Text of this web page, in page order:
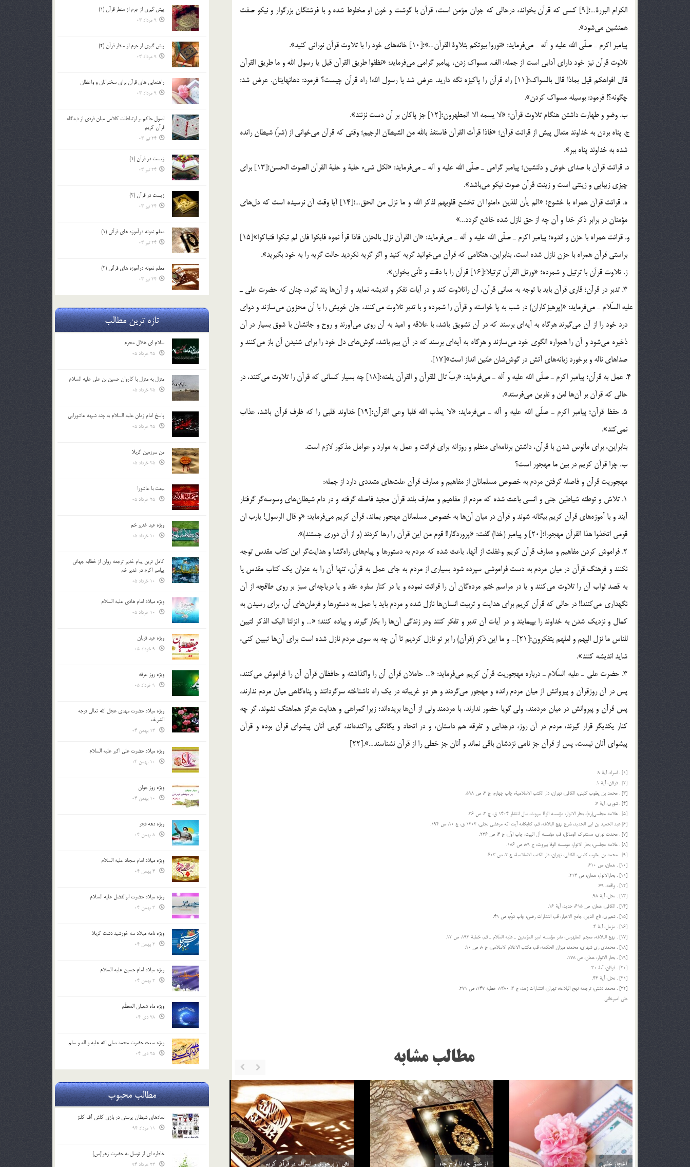
الكرام البررة…؛[9] كسي كه قرآن بخواند، درحالي كه جوان مؤمن است، قرآن با گوشت و خون او مخلوط شده و با فرشتگان بزرگوار و نيكو صفت
همنشين مي‎شود».
پيامبر اكرم ـ صلّي الله عليه و آله ـ مي‎فرمايد: «نوروا بيوتكم بتلاوة القرآن…»؛[10] خانه‎هاي خود را با تلاوت قرآن نوراني كنيد».
تلاوت قرآن نيز خود داراي آدابي است از جمله: الف. مسواك زدن، پيامبر گرامي مي‎فرمايد: «نظفوا طريق القرآن قيل يا رسول الله و ما طريق القرآن
قال افواهكم قيل بماذا قال بالسواك؛[11] راه قرآن را پاكيزه نگه داريد. عرض شد يا رسول الله! راه قرآن چيست؟ فرمود: دهانهايتان. عرض شد:
چگونه؟! فرمود: بوسيله مسواك كردن».
ب. وضو و طهارت داشتن هنگام تلاوت قرآن؛ «لا يسمه الا المطهرون؛[12] جز پاكان بر آن دست نزنند».
ج. پناه بردن به خداوند متعال پيش از قرائت قرآن؛ «فاذا قرأت القرآن فاستغذ بالله من الشيطان الرجيم؛ وقتي كه قرآن مي‎خواني از (شرّ) شيطان رانده
شده به خداوند پناه ببر».
د. قرائت قرآن با صداي خوش و دلنشين؛ پيامبر گرامي ـ صلّي الله عليه و آله ـ مي‎فرمايد: «لكل شيء حلية و حلية القرآن الصوت الحسن؛[13] براي
چيزي زيبايي و زينتي است و زينت قرآن صوت نيكو مي‎باشد».
ه. قرائت قرآن همراه با خشوع؛ «الم يأن للذين ءامنوا ان تخشع قلوبهم لذكر الله و ما نزل من الحق…؛[14] آيا وقت آن نرسيده است كه دل‎هاي
مؤمنان در برابر ذكر خدا و آن چه از حق نازل شده خاشع گردد…»
و. قرائت همراه با حزن و اندوه؛ پيامبر اكرم ـ صلّي الله عليه و آله ـ مي‎فرمايد: «ان القرآن نزل بالحزن فاذا قرأ نموه فابكوا فان لم تبكوا فتباكوا»[15]
براستي قرآن همراه با حزن نازل شده است، بنابراين، هنگامي كه قرآن مي‎خوانيد گريه كنيد و اگر گريه نكرديد حالت گريه را به خود بگيريد».
ز. تلاوت قرآن با ترتيل و شمرده؛ «ورتل القرآن ترتيلا؛[16] قرآن را با دقت و تأني بخوان».
3. تدبر در قرآن؛ قاري قرآن بايد با توجه به معاني قرآن، آن راتلاوت كند و در آيات تفكر و انديشه نمايد و از آن‎ها پند گيرد، چنان كه حضرت علي ـ
عليه السّلام ـ مي‎فرمايد: «(پرهيزكاران) در شب به پا خواسته و قرآن را شمرده و با تدبر تلاوت مي‎كنند، جان خويش را با آن محزون مي‎سازند و دواي
درد خود را از آن مي‎گيرند هرگاه به آيه‎اي برسند كه در آن تشويق باشد، با علاقه و اميد به آن روي مي‎آورند و روح و جانشان با شوق بسيار در آن
ذخيره مي‎شود و آن را همواره الگوي خود مي‎سازند و هرگاه به آيه‎اي برسند كه در آن بيم باشد، گوش‎هاي دل خود را براي شنيدن آن باز مي‎كنند و
صداهاي ناله و برخورد زبانه‎هاي آتش در گوش‎شان طنين انداز است»[17].
4. عمل به قرآن؛ پيامبر اكرم ـ صلّي الله عليه و آله ـ مي‎فرمايد: «ربّ تال للقرآن و القرآن يلعنه؛[18] چه بسيار كساني كه قرآن را تلاوت مي‎كنند، در
حالي كه قرآن بر آن‎ها لعن و نفرين مي‎فرستد».
5. حفظ قرآن؛ پيامبر اكرم ـ صلّي الله عليه و آله ـ مي‎فرمايد: «لا يعذب الله قلبا وعي القرآن؛[19] خداوند قلبي را كه ظرف قرآن باشد، عذاب
نمي‎كند».
بنابراين، براي مأنوس شدن با قرآن، داشتن برنامه‎اي منظم و روزانه براي قرائت و عمل به موارد و عوامل مذكور لازم است.
ب. چرا قرآن كريم در بين ما مهجور است؟
مهجوريت قرآن و فاصله گرفتن مردم به خصوص مسلمانان از مفاهيم و معارف قرآن علت‎هاي متعددي دارد از جمله:
1. تلاش و توطئه شياطين جني و انسي باعث شده كه مردم از مفاهيم و معارف بلند قرآن مجيد فاصله گرفته و در دام شيطان‎هاي وسوسه‎گر گرفتار
آيند و با آموزه‎هاي قرآن كريم بيگانه شوند و قرآن در ميان آن‎ها به خصوص مسلمانان مهجور بماند، قرآن كريم مي‎فرمايد: «و قال الرسول! يارب ان
قومي اتخذوا هذا القرآن مهجورا؛[20] و پيامبر (خدا) گفت: «پروردگارا! قوم من اين قرآن را رها كردند (و از آن دوري جستند)».
2. فراموش كردن مفاهيم و معارف قرآن كريم وغفلت از آنها، باعث شده كه مردم به دستورها و پيام‎هاي راه‎گشا و هدايت‎گر اين كتاب مقدس توجه
نكنند و فرهنگ قرآن در ميان مردم به دست فراموشي سپرده شود بسياري از مردم به جاي عمل به قرآن، تنها آن را به عنوان يك كتاب مقدس يا
به قصد ثواب آن را تلاوت مي‎كنند و يا در مراسم ختم مرده‎گان آن را قرائت نموده و يا در كنار سفره عقد و يا درياچه‎اي سبز بر روي طاقچه از آن
نگهداري مي‎كنند!! در حالي كه قرآن كريم براي هدايت و تربيت انسان‎ها نازل شده و مردم بايد با عمل به دستورها و فرمان‎هاي آن، براي رسيدن به
كمال و نزديك شدن به خداوند را بپيمايند و در آيات آن تدبر و تفكر كنند ودر زندگي آن‎ها را بكار گيرند و پياده كنند؛ «… و انزلنا اليك الذكر لتبين
للناس ما نزل اليهم و لعلهم يتفكرون؛[21]… و ما اين ذكر (قرآن) را بر تو نازل كرديم تا آن چه به سوي مردم نازل شده است براي آن‎ها تبيين كني،
شايد انديشه كنند».
3. حضرت علي ـ عليه السّلام ـ درباره مهجوريت قرآن كريم مي‎فرمايد: «… حاملان قرآن آن را واگذاشته و حافظان قرآن آن را فراموش مي‎كنند،
پس در آن روزقرآن و پيروانش از ميان مردم رانده و مهجور مي‎گردند و هر دو غريبانه در يك راه ناشناخته سرگردانند و پناه‎گاهي ميان مردم ندارند،
پس قرآن و پيروانش در ميان مردمند، ولي گويا حضور ندارند، با مردمند ولي از آن‎ها بريده‎اند؛ زيرا گمراهي و هدايت هرگز هماهنگ نشوند، گر چه
كنار يكديگر قرار گيرند، مردم در آن روز، درجدايي و تفرقه هم داستان، و در اتحاد و يگانگي پراكنده‎اند، گويي آنان پيشواي قرآن بوده و قرآن
پيشواي آنان نيست، پس از قرآن جز نامي نزدشان باقي نماند و آنان جز خطي را از قرآن نشناسند…».[22]
[1] . اسراء، آية 9.
[2] . فرقان، آية 1.
[3] . محمد بن يعقوب كليني، الكافي، تهران، دار الكتب الاسلامية، چاپ چهارم، ج 2، ص 598.
[4] . شوري، آية 7.
[5] . علامه مجلسي(ره)، بحار الانوار، مؤسسه الوفا بيروت، سال انتشار 1404 ق، ج 2، ص 36.
[6] عبد الحميد بن ابي الحديد، شرح نهج البلاغه، قم، كتابخانه آيت الله مرعشي نجفي، 1404 ق، ج 10، ص 194.
[7] . محدث نوري، مستدرك الوسائل، قم، مؤسسه آل البيت، چاپ اوّل، ج 4، ص 236.
[8] . علامه مجلسي، بحار الانوار، موسسه الوفا بيروت، ج 89، ص 186.
[9] . محمد بن يعقوب كليني، الكافي، تهران، دار الكتب الاسلامية، ج 2، ص 603.
[10] . همان، ص 610.
[11] . بحارالانوار، همان، ص 213.
[12] . واقعه، 79.
[13] . نحل، آية 98.
[14] . الكافي، همان، ص 615، حديد، آية 16.
[15] . شعيري، تاج الدين، جامع الاخبار، قم، انتشارات رضي، چاپ دوّم، ص 49.
[16] . مزمل، آية 4.
[17] . نهج البلاغه، معجم المفهرس، نشر مؤسسه امير المؤمنين ـ عليه السّلام ـ قم، خطبة 193، ص 12.
[18] . محمدي ري شهري، محمد، ميزان الحكمه، قم، مكتب الاعلام الاسلامي، ج 8، ص 90.
[19] . بحار الانوار، همان، ص 178.
[20] . فرقان، آية 30.
[21] . نحل، آية 44.
[22] . محمد دشتي، ترجمه نهج البلاغه، تهران، انتشارات زهد، چ 3، 1380، خطبه 147، ص 271.
علي اميرخاني
مطالب مشابه
اعجاز علمی از عمق چاه تا اوج جاه نهي از پرخوري و اسراف در قرآن کريم از فرش تا عرش
پيش گيري از جرم از منظر قرآن (1)
9 مرداد 03
پيش گيري از جرم از منظر قرآن (2)
9 مرداد 03
راهنمایی های قرآن برای سخنرانان و واعظان
9 مرداد 03
اصول حاكم بر ارتباطات كلامى ميان فردى از ديدگاه
قرآن كريم
24 تیر 03
زیست در قرآن (1)
24 تیر 03
زیست در قرآن (2)
24 تیر 03
معلم نمونه درآموزه هاي قرآني (1)
24 تیر 03
معلم نمونه درآموزه هاي قرآني (2)
24 تیر 03
تازه ترین مطالب
سلام ای هلال محرم
منزل به منزل با کاروان حسین بن علی علیه السلام
پاسخ امام زمان علیه السلام به چند شبهه عاشورایی
من سرزمین کربلا
بیعت با عاشورا
ویژه عید غدیر خم
کامل ترین پیام غدیر ترجمه روان از خطابه جهانی
پیامبر اکرم در غدیر خم
ویژه میلاد امام هادی علیه السلام
ویژه عید قربان
ویژه روز عرفه
ویژه میلاد حضرت مهدی عجل الله تعالی فرجه
الشريف
ویژه میلاد حضرت علی اکبر علیه السلام
ویژه روز جوان
ویژه دهه فجر
ویژه میلاد امام سجاد علیه السلام
ویژه میلاد حضرت ابوالفضل علیه السلام
ویژه نامه میلاد سه خورشید دشت کربلا
ویژه میلاد امام حسین علیه السلام
ویژه ماه شعبان المعظّم
ویژه مبعث حضرت محمد صلی الله علیه و اله و سلم
مطالب محبوب
نمادهای شیطان پرستی در بازی کلش آف کلنز
خاطره ای از توسل به حضرت زهرا(س)